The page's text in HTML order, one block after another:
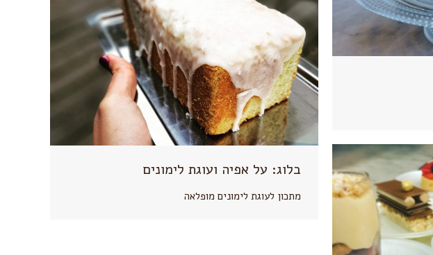
בלוג: על אפיה ועוגת לימונים
מתכון לעוגת לימונים מופלאה